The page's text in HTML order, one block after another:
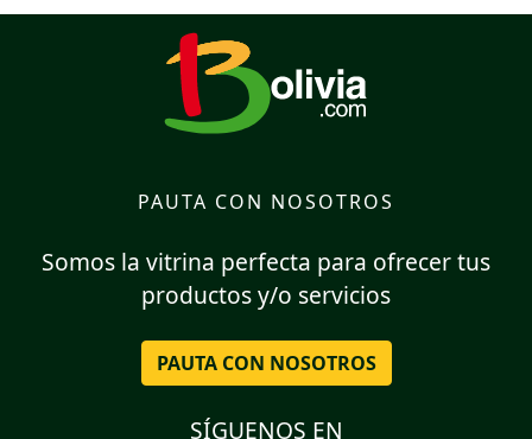
PAUTA CON NOSOTROS
Somos la vitrina perfecta para ofrecer tus
productos y/o servicios
PAUTA CON NOSOTROS
SÍGUENOS EN